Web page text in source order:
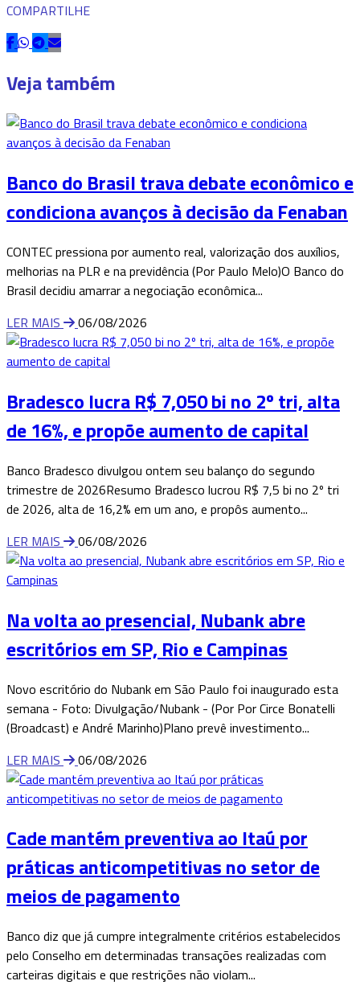
COMPARTILHE
Veja também
Banco do Brasil trava debate econômico e
condiciona avanços à decisão da Fenaban
CONTEC pressiona por aumento real, valorização dos auxílios,
melhorias na PLR e na previdência (Por Paulo Melo)O Banco do
Brasil decidiu amarrar a negociação econômica...
LER MAIS
06/08/2026
Bradesco lucra R$ 7,050 bi no 2º tri, alta
de 16%, e propõe aumento de capital
Banco Bradesco divulgou ontem seu balanço do segundo
trimestre de 2026Resumo Bradesco lucrou R$ 7,5 bi no 2º tri
de 2026, alta de 16,2% em um ano, e propôs aumento...
LER MAIS
06/08/2026
Na volta ao presencial, Nubank abre
escritórios em SP, Rio e Campinas
Novo escritório do Nubank em São Paulo foi inaugurado esta
semana - Foto: Divulgação/Nubank - (Por Por Circe Bonatelli
(Broadcast) e André Marinho)Plano prevê investimento...
LER MAIS
06/08/2026
Cade mantém preventiva ao Itaú por
práticas anticompetitivas no setor de
meios de pagamento
Banco diz que já cumpre integralmente critérios estabelecidos
pelo Conselho em determinadas transações realizadas com
carteiras digitais e que restrições não violam...